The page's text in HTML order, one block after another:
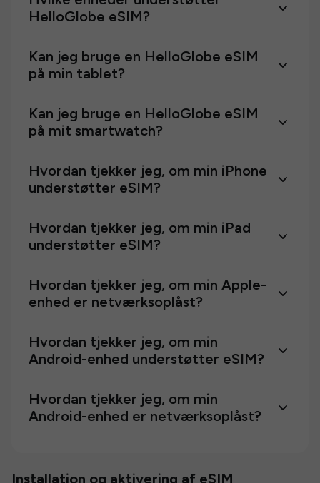
HelloGlobe eSIM?
Kan jeg bruge en HelloGlobe eSIM
på min tablet?
Kan jeg bruge en HelloGlobe eSIM
på mit smartwatch?
Hvordan tjekker jeg, om min iPhone
understøtter eSIM?
Hvordan tjekker jeg, om min iPad
understøtter eSIM?
Hvordan tjekker jeg, om min Apple-
enhed er netværksoplåst?
Hvordan tjekker jeg, om min
Android-enhed understøtter eSIM?
Hvordan tjekker jeg, om min
Android-enhed er netværksoplåst?
Installation og aktivering af eSIM